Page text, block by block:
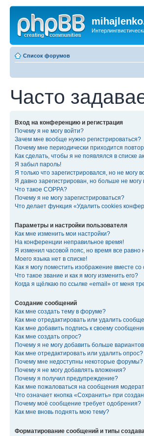
Список форумов
Часто
Вход на конференцию и регистрация
Почему я не могу войти?
Зачем мне вообще нужно регистрироваться?
Почему мне периодически приходится
Как сделать, чтобы я не появлялся в списке
Я забыл пароль!
Я только что зарегистрировался, но не могу
Я давно зарегистрирован, но больше не могу
Что такое COPPA?
Почему я не могу зарегистрироваться?
Что делает функция «Удалить cookies
Параметры и настройки пользователя
Как мне изменить мои настройки?
На конференции неправильное время!
Я изменил часовой пояс, но время все равно
Моего языка нет в списке!
Как я могу поместить изображение вместе
Что такое звание и как я могу изменить его?
Когда я щёлкаю по ссылке «email» от меня
Создание сообщений
Как мне создать тему в форуме?
Как мне отредактировать или удалить
Как мне добавить подпись к своему
Как мне создать опрос?
Почему я не могу добавить больше
Как мне отредактировать или удалить опрос?
Почему мне недоступны некоторые форумы?
Почему я не могу добавлять вложения?
Почему я получил предупреждение?
Как мне пожаловаться на сообщения
Что означает кнопка «Сохранить» при
Почему моё сообщение требует одобрения?
Как мне вновь поднять мою тему?
Форматирование сообщений и типы